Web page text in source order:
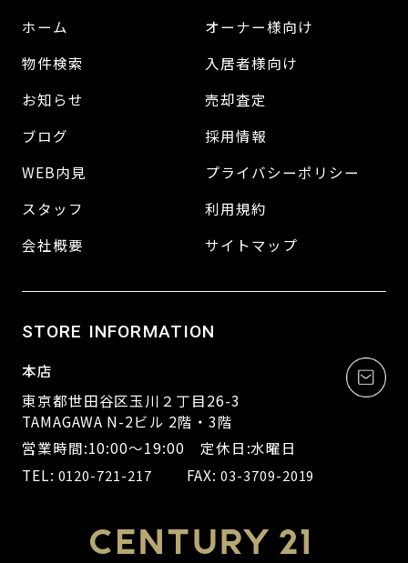
ホーム
物件検索
お知らせ
ブログ
WEB内見
スタッフ
会社概要
オーナー様向け
入居者様向け
売却査定
採用情報
プライバシーポリシー
利用規約
サイトマップ
STORE INFORMATION
本店
東京都世田谷区玉川２丁目26-3
TAMAGAWA N-2ビル 2階・3階
営業時間:10:00～19:00 定休日:水曜日
TEL: 0120-721-217 FAX:03-3709-2019